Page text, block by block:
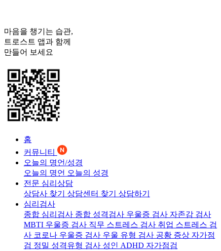
마음을 챙기는 습관,
트로스트 앱과 함께
만들어 보세요
홈
커뮤니티
오늘의 명언/성경
오늘의 명언 오늘의 성경
전문 심리상담
상담사 찾기 상담센터 찾기 상담하기
심리검사
종합 심리검사 종합 성격검사 우울증 검사 자존감 검사
MBTI 우울증 검사 직무 스트레스 검사 취업 스트레스 검
사 코로나 우울증 검사 우울 유형 검사 공황 증상 자가점
검 정밀 성격유형 검사 성인 ADHD 자가점검